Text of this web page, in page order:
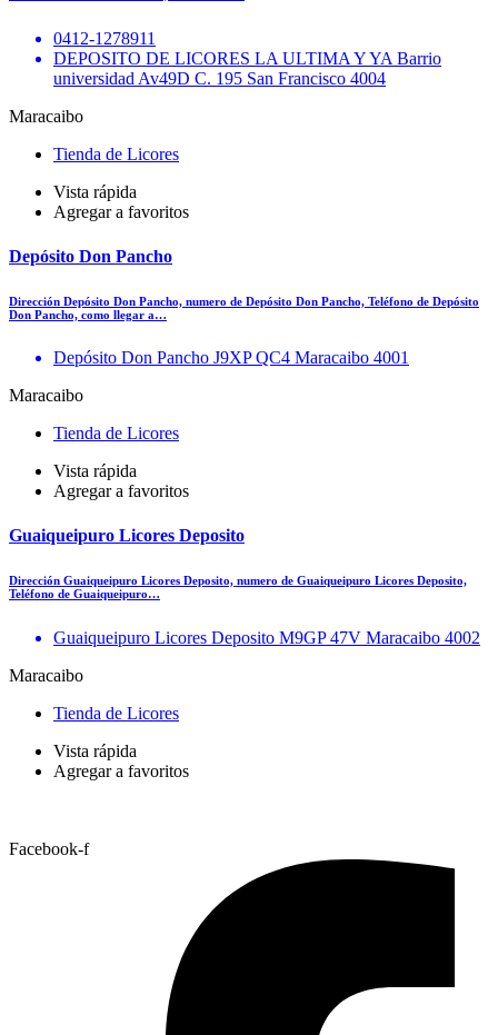
0412-1278911
DEPOSITO DE LICORES LA ULTIMA Y YA Barrio
universidad Av49D C. 195 San Francisco 4004
Maracaibo
Tienda de Licores
Vista rápida
Agregar a favoritos
Depósito Don Pancho
Dirección Depósito Don Pancho, numero de Depósito Don Pancho, Teléfono de Depósito
Don Pancho, como llegar a…
Depósito Don Pancho J9XP QC4 Maracaibo 4001
Maracaibo
Tienda de Licores
Vista rápida
Agregar a favoritos
Guaiqueipuro Licores Deposito
Dirección Guaiqueipuro Licores Deposito, numero de Guaiqueipuro Licores Deposito,
Teléfono de Guaiqueipuro…
Guaiqueipuro Licores Deposito M9GP 47V Maracaibo 4002
Maracaibo
Tienda de Licores
Vista rápida
Agregar a favoritos
Facebook-f